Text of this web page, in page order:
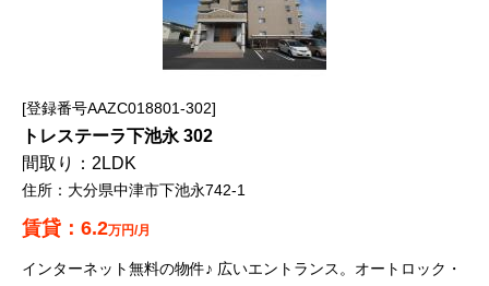
登録番号AAZC018801-302
トレステーラ下池永 302
2LDK
大分県中津市下池永742-1
6.2万円/月
インターネット無料の物件♪ 広いエントランス。オートロック・